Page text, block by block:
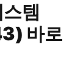
템
바로